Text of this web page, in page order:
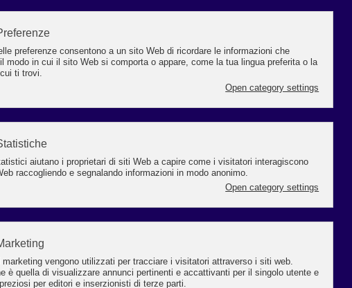
raggiunge punte di oltre il 70% rispetto all’anno precedente.
obbligatorie imposte dai DPCM, blocchi alla mobilità tra Regioni e tra Comuni
delle attività del mondo della cultura hanno fortemente penalizzato il settore
ricettivo che, se formalmente potrebbe restare aperto, nei fatti non può farlo
alberghi sono praticamente irraggiungibili alla clientela.
mesi estivi e autunnali fino ad ottobre, le richieste di alloggio erano last minute
fortemente scontate. Questo ha minato seriamente la marginalità del settore in
modo della città, che a differenza dei lidi (dove l’offerta è orientata
sul periodo estivo, quando il Covid sembrava sotto controllo) ha